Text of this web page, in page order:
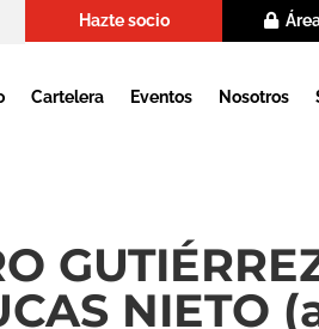
Hazte socio
Cartelera Eventos Nosotros
NIETO